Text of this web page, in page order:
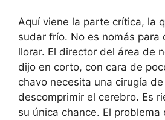
Aquí viene la parte crítica, la
sudar frío. No es nomás para
llorar. El director del área de
dijo en corto, con cara de
chavo necesita una cirugía
descomprimir el cerebro. Es
su única chance. El problema